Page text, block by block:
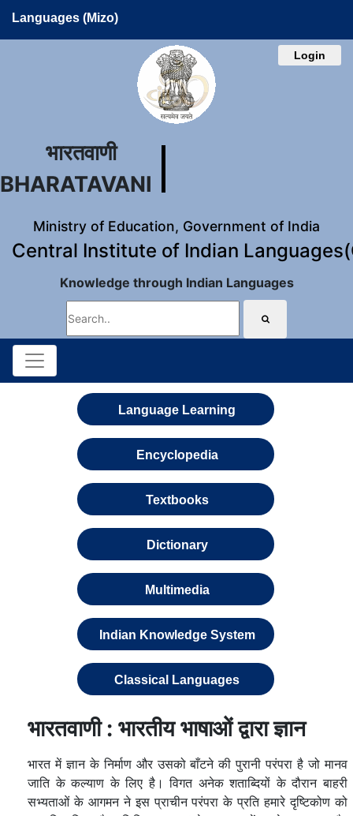
Languages (Mizo)
Login
भारतवाणी
BHARATAVANI
Ministry of Education, Government of India
Central Institute of Indian
Knowledge through Indian Languages
Language Learning
Encyclopedia
Textbooks
Dictionary
Multimedia
Indian Knowledge System
Classical Languages
भारतवाणी : भारतीय भाषाओं द्वारा ज्ञान
भारत में ज्ञान के निर्माण और उसको बाँटने की पुरानी परंपरा है जो मानव
जाति के कल्याण के लिए है। विगत अनेक शताब्दियों के दौरान बाहरी
सभ्यताओं के आगमन ने इस प्राचीन परंपरा के प्रति हमारे दृष्टिकोण को